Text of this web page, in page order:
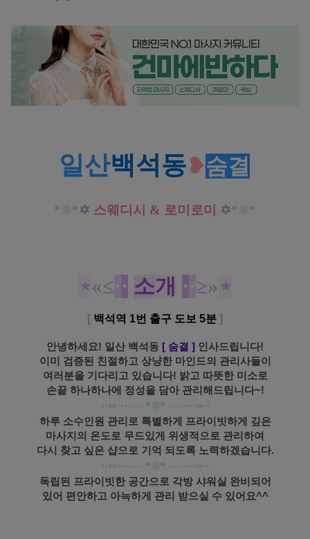
일산백석동❥숨결
* *✡ 스웨디시 & 로미로미 ✡* *
⋆«≤ · 소개 · ≥»⋆
[ 백석역 1번 출구 도보 5분 ]
안녕하세요! 일산 백석동 [ 숨결 ] 인사드립니다!
이미 검증된 친절하고 상냥한 마인드의 관리사들이
여러분을 기다리고 있습니다! 밝고 따뜻한 미소로
손끝 하나하나에 정성을 담아 관리해드립니다~!
··∽··· *✲* ···∽··
하루 소수인원 관리로 특별하게 프라이빗하게 깊은
마사지의 온도로 무드있게 위생적으로 관리하여
다시 찾고 싶은 샵으로 기억 되도록 노력하겠습니다.
··∽··· *✲* ···∽··
독립된 프라이빗한 공간으로 각방 샤워실 완비되어
있어 편안하고 아늑하게 관리 받으실 수 있어요^^